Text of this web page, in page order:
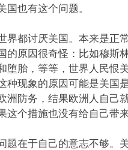
国也有这个问题。
界都讨厌美国。本来是正
的原因很奇怪：比如穆斯
堕胎，等等，世界人民恨
种现象的原因可能是美国
洲防务，结果欧洲人自己
这个措施也没有给自己带
题在于自己的意志不够。